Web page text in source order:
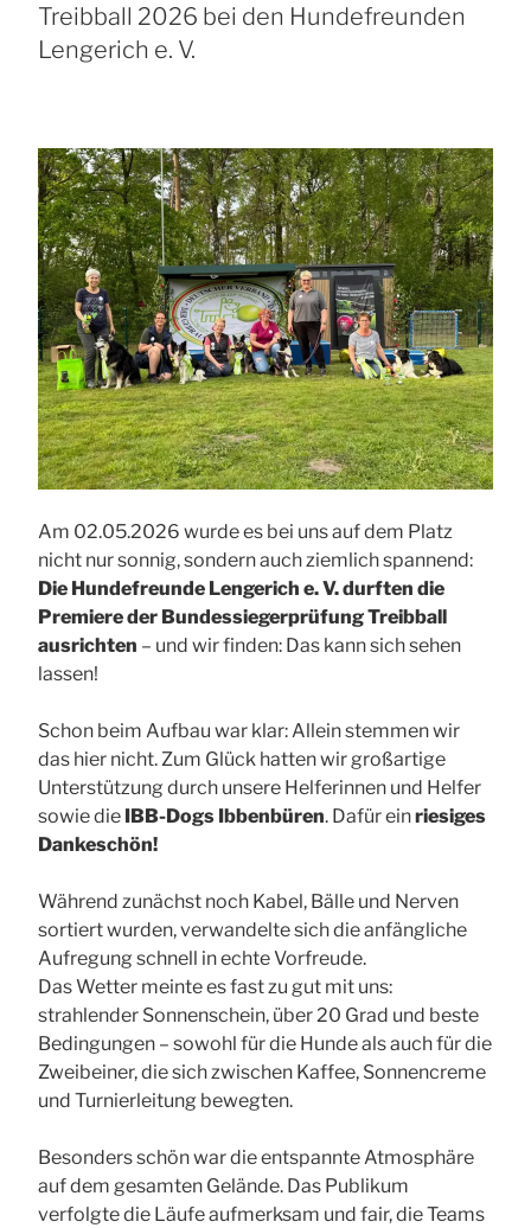
Treibball 2026 bei den Hundefreunden
Lengerich e. V.
Am 02.05.2026 wurde es bei uns auf dem Platz
nicht nur sonnig, sondern auch ziemlich spannend:
Die Hundefreunde Lengerich e. V. durften die
Premiere der Bundessiegerprüfung Treibball
ausrichten – und wir finden: Das kann sich sehen
lassen!
Schon beim Aufbau war klar: Allein stemmen wir
das hier nicht. Zum Glück hatten wir großartige
Unterstützung durch unsere Helferinnen und Helfer
sowie die IBB-Dogs Ibbenbüren. Dafür einriesiges
Dankeschön!
Während zunächst noch Kabel, Bälle und Nerven
sortiert wurden, verwandelte sich die anfängliche
Aufregung schnell in echte Vorfreude.
Das Wetter meinte es fast zu gut mit uns:
strahlender Sonnenschein, über 20 Grad und beste
Bedingungen – sowohl für die Hunde als auch für die
Zweibeiner, die sich zwischen Kaffee, Sonnencreme
und Turnierleitung bewegten.
Besonders schön war die entspannte Atmosphäre
auf dem gesamten Gelände. Das Publikum
verfolgte die Läufe aufmerksam und fair, die Teams